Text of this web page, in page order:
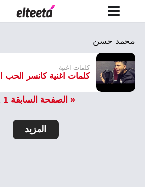
محمد حسن
كلمات اغنية
كلمات اغنية كانسر الحب ابو
« الصفحة السابقة 1
المزيد